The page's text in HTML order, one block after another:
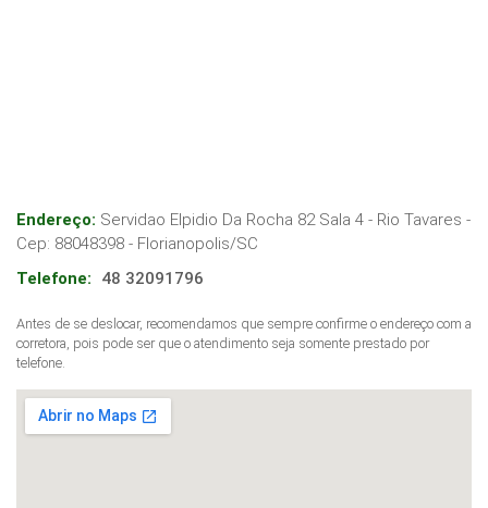
Endereço: Servidao Elpidio Da Rocha 82 Sala 4 - Rio Tavares -
Cep: 88048398 - Florianopolis/SC
Telefone:
48 32091796
Antes de se deslocar, recomendamos que sempre confirme o endereço com a
corretora, pois pode ser que o atendimento seja somente prestado por
telefone.